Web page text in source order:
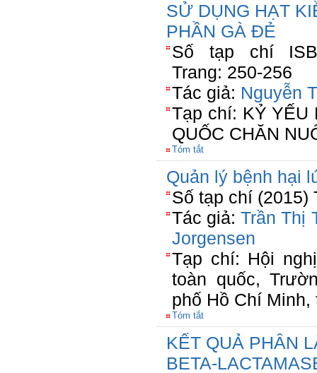
SỬ DỤNG HẠT
PHẦN GÀ ĐẺ
Số tạp chí
Trang: 250-256
Tác giả: Nguyễn
Tạp chí: KỶ YẾU
QUỐC CHĂN
Tóm tắt
Quản lý bệnh hại
Số tạp chí (2015)
Tác giả:Trần Thị
Jorgensen
Tạp chí: Hội
toàn quốc,
phố Hồ Chí Minh,
Tóm tắt
KẾT QUẢ PHÂN
BETA-